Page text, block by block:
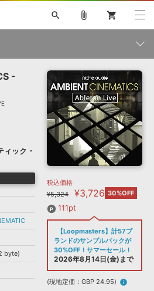
»
»
音楽カード
楽曲配信流通 サービス
無償のサウンド管理ソフト
search
ン V4X 巡音ルカ V4X
MEIKO V3
TOONTRACK
SPITFIRE AUDIO
3
ライセンスフリーBGM
ボーカル抜き出し
DUBSTEP
MUTANT
ROUTER.FM
SONOCA
ン・エフェクト
効果音
attach_file shopping_cart
-
ィック・
byte)
税込価格
¥5,324
¥3,726 30%OFF
111pt
【Loopmasters】計57ブ
ランドのサンプルパックが
30%OFF！サマーセール！
2026年8月14日(金)まで
(現地定価：GBP 24.95) info